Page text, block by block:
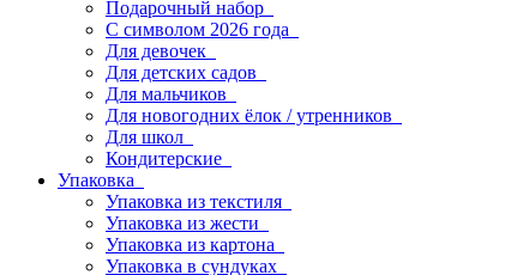
Подарочный набор
С символом 2026 года
Для девочек
Для детских садов
Для мальчиков
Для новогодних ёлок / утренников
Для школ
Кондитерские
Упаковка
Упаковка из текстиля
Упаковка из жести
Упаковка из картона
Упаковка в сундуках